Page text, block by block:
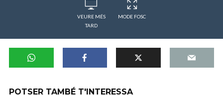
VEURE MÉS
TARD
MODE FOSC
POTSER TAMBÉ T'INTERESSA